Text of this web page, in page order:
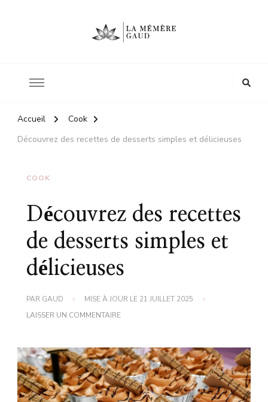
Accueil
Cook
Découvrez des recettes de desserts simples et délicieuses
COOK
Découvrez des recettes
de desserts simples et
délicieuses
PAR GAUD MISE À JOUR LE 21 JUILLET 2025
LAISSER UN COMMENTAIRESUR
RECETTES
DE
DESSERTS
SIMPLES
ET
DÉLICIEUSES